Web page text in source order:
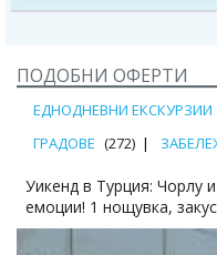
ПОДОБНИ ОФЕРТИ
ЕДНОДНЕВНИ ЕКСКУРЗИИ
ГРАДОВЕ (272)
Уикенд в Турция: Чорлу
емоции! 1 нощувка,